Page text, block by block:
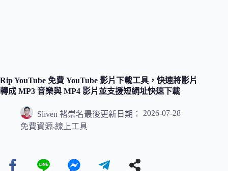
Rip YouTube 免費 YouTube 影片下載工具，快速將影片
轉成 MP3 音樂與 MP4 影片並支援短網址快速下載
Sliven 褚崇名最後更新日期：
2026-07-28
免費資源,線上工具